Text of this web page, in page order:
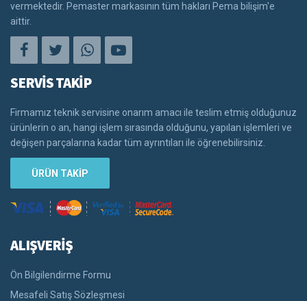
vermektedir. Pemaster markasının tüm hakları Pema bilişim'e
aittir.
SERVİS TAKİP
Firmamız teknik servisine onarım amacı ile teslim etmiş olduğunuz
ürünlerin o an, hangi işlem sırasında olduğunu, yapılan işlemleri ve
değişen parçalarına kadar tüm ayrıntıları ile öğrenebilirsiniz.
ÜRÜN TAKİP
ALIŞVERİŞ
Ön Bilgilendirme Formu
Mesafeli Satış Sözleşmesi